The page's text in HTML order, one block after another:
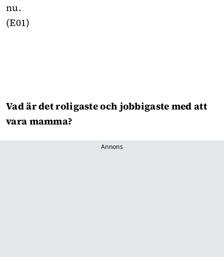
nu.
(E01)
Vad är det roligaste och jobbigaste med att
vara mamma?
Annons